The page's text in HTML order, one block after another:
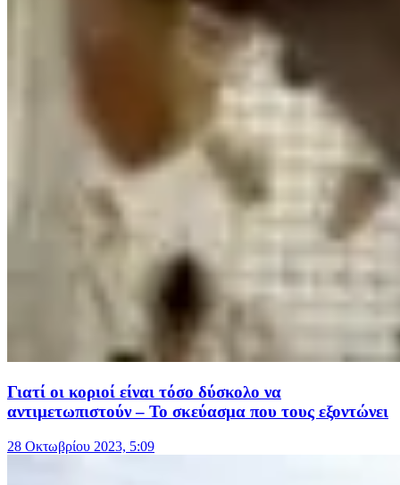
Γιατί οι κοριοί είναι τόσο δύσκολο να
αντιμετωπιστούν – Το σκεύασμα που τους εξοντώνει
28 Οκτωβρίου 2023, 5:09